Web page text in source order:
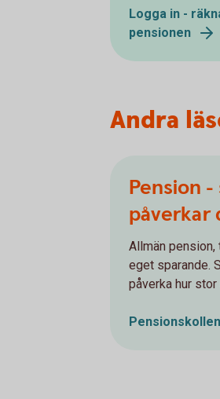
Logga in -
pensionen
Andra
Pension
påverkar
Allmän
eget sparande.
påverka hur stor